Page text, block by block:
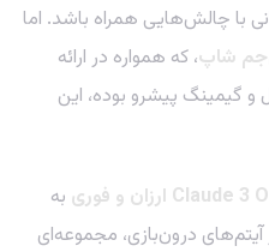
با چالش‌هایی همراه باشد. اما
شاپ، که همواره در ارائه
گیمینگ پیشرو بوده، این
به
آیتم‌های درون‌بازی، مجموعه‌ای